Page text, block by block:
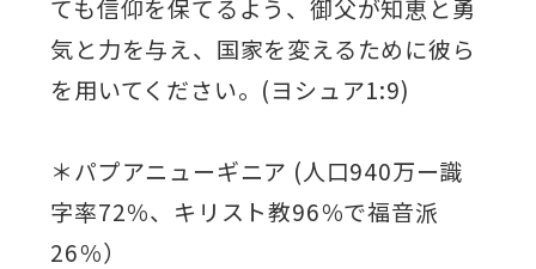
ても信仰を保てるよう、御父が知恵と勇
気と力を与え、国家を変えるために彼ら
を用いてください。(ヨシュア1:9)
＊パプアニューギニア (人口940万ー識
字率72％、キリスト教96％で福音派
26％）